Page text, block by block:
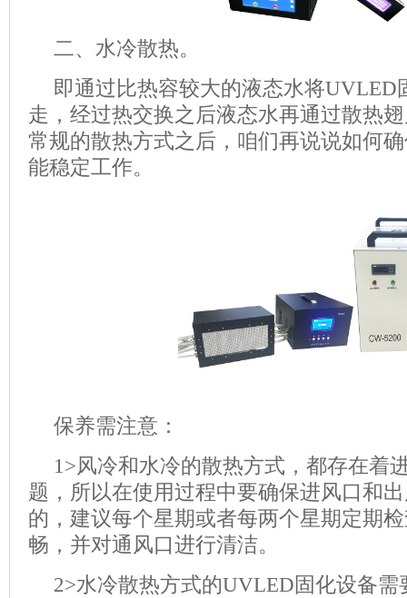
二、水冷散热。
即通过比热容较大的液态水将UVLED
走，经过热交换之后液态水再通过散热
常规的散热方式之后，咱们再说说如何
能稳定工作。
保养需注意：
1>风冷和水冷的散热方式，都存在着
题，所以在使用过程中要确保进风口和
的，建议每个星期或者每两个星期定期
畅，并对通风口进行清洁。
2>水冷散热方式的UVLED固化设备需